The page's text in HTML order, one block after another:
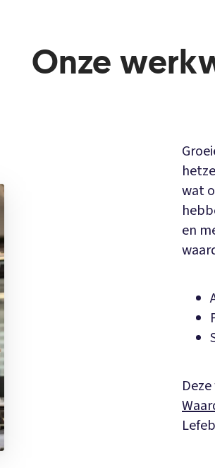
Onze
wat
en